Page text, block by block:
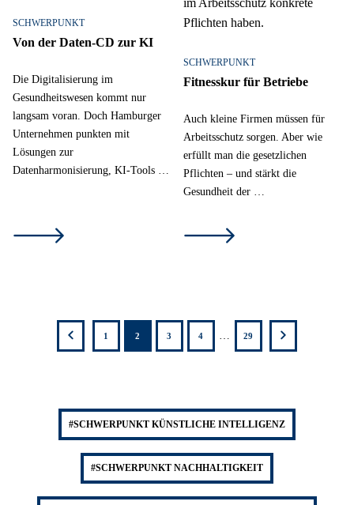
SCHWERPUNKT
Von der Daten-CD zur KI
Die Digitalisierung im
Gesundheitswesen kommt nur
langsam voran. Doch Hamburger
Unternehmen punkten mit
Lösungen zur
Datenharmonisierung, KI-Tools …
SCHWERPUNKT
Fitnesskur für Betriebe
Auch kleine Firmen müssen für
Arbeitsschutz sorgen. Aber wie
erfüllt man die gesetzlichen
Pflichten – und stärkt die
Gesundheit der …
zutück
1 2 3 4 … 29
weiter
#SCHWERPUNKT KÜNSTLICHE INTELLIGENZ
#SCHWERPUNKT NACHHALTIGKEIT